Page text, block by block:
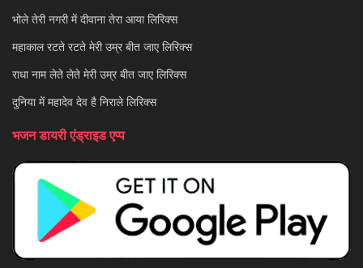
भोले तेरी नगरी में दीवाना तेरा आया लिरिक्स
महाकाल रटते रटते मेरी उम्र बीत जाए लिरिक्स
राधा नाम लेते लेते मेरी उम्र बीत जाए लिरिक्स
दुनिया में महादेव देव है निराले लिरिक्स
भजन डायरी एंड्राइड एप्प